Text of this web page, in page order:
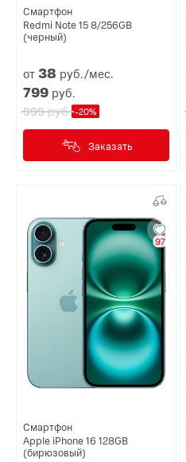
Смартфон
Redmi Note 15 8/256GB
(черный)
от38 руб./мес.
799 руб.
999руб. -20%
Заказать
97
Смартфон
Apple iPhone 16 128GB
(бирюзовый)